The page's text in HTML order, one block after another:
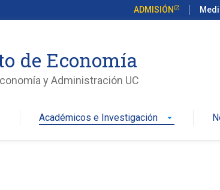
ADMISIÓN
de Economía
y Administración UC
Académicos e Investigación arrow_drop_down